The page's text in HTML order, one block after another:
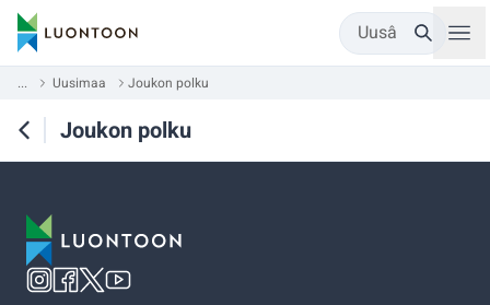
Uusâ
... Uusimaa Joukon polku
Joukon polku